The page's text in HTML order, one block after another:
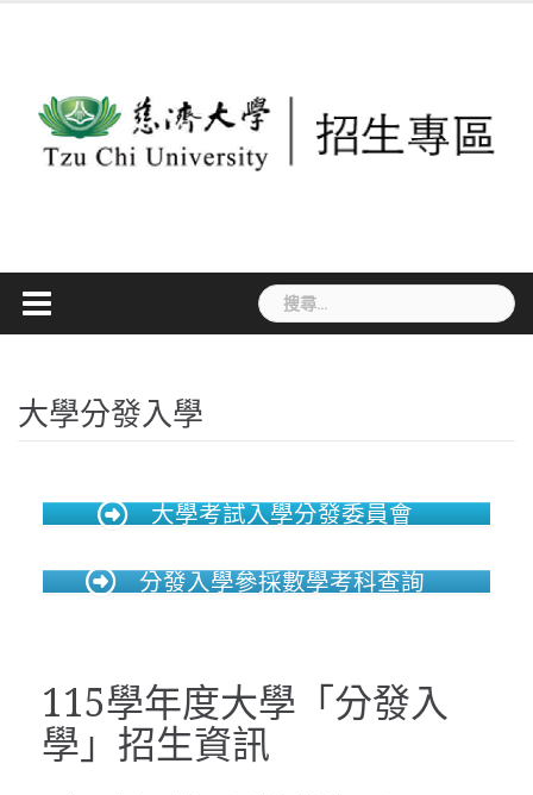
搜
尋
大學分發入學
大學考試入學分發委員會
分發入學參採數學考科查詢
115學年度大學「分發入
學」招生資訊